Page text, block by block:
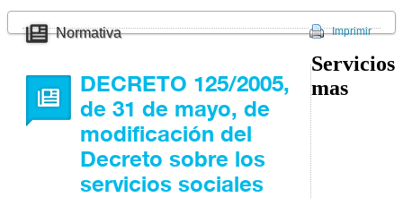
Normativa Imprimir
DECRETO 125/2005,
de 31 de mayo, de
modificación del
Decreto sobre los
servicios sociales
Servicios
mas